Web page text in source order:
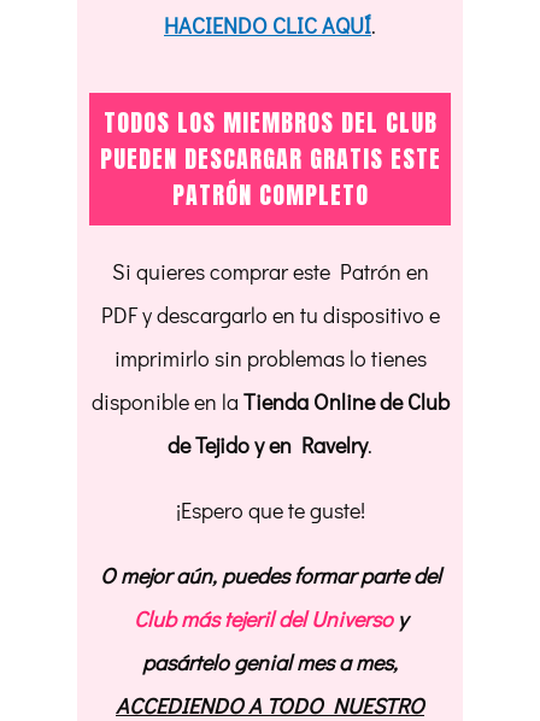
HACIENDO CLIC AQUÍ.
TODOS LOS MIEMBROS DEL CLUB
PUEDEN DESCARGAR GRATIS ESTE
PATRÓN COMPLETO
Si quieres comprar este Patrón en
PDF y descargarlo en tu dispositivo e
imprimirlo sin problemas lo tienes
disponible en la Tienda Online de Club
de Tejido y en Ravelry.
¡Espero que te guste!
O mejor aún, puedes formar parte del
Club más tejeril del Universoy
pasártelo genial mes a mes,
ACCEDIENDO A TODO NUESTRO